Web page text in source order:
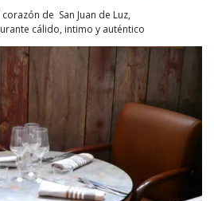
de San Juan de Luz,
cálido, intimo y auténtico